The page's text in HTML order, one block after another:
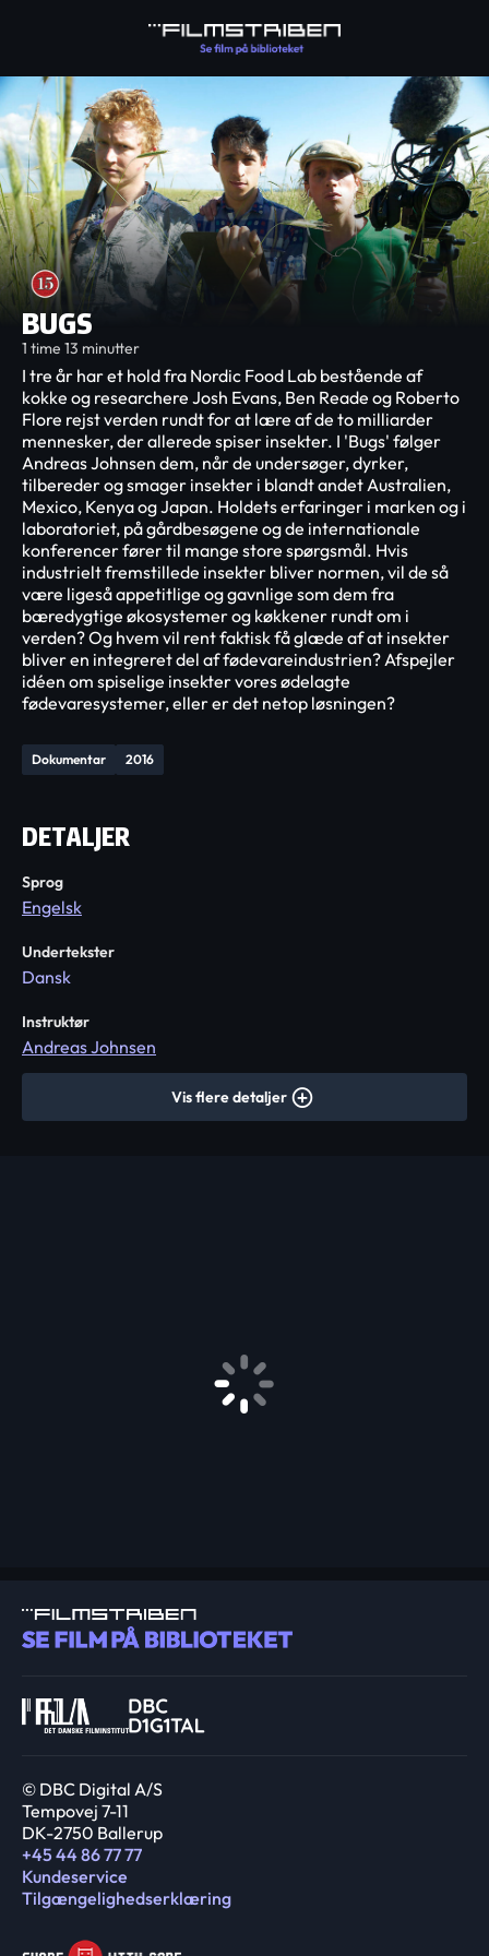
BUGS
1 time 13 minutter
Dokumentar 2016
I tre år har et hold fra Nordic Food Lab bestående af
kokke og researchere Josh Evans, Ben Reade og Roberto
Flore rejst verden rundt for at lære af de to milliarder
mennesker, der allerede spiser insekter. I 'Bugs' følger
Andreas Johnsen dem, når de undersøger, dyrker,
tilbereder og smager insekter i blandt andet Australien,
Mexico, Kenya og Japan. Holdets erfaringer i marken og i
laboratoriet, på gårdbesøgene og de internationale
konferencer fører til mange store spørgsmål. Hvis
industrielt fremstillede insekter bliver normen, vil de så
være ligeså appetitlige og gavnlige som dem fra
bæredygtige økosystemer og køkkener rundt om i
verden? Og hvem vil rent faktisk få glæde af at insekter
bliver en integreret del af fødevareindustrien? Afspejler
idéen om spiselige insekter vores ødelagte
fødevaresystemer, eller er det netop løsningen?
DETALJER
Sprog
Engelsk
Undertekster
Dansk
Instruktør
Andreas Johnsen
Vis flere detaljer
© DBC Digital A/S
Tempovej 7-11
DK-2750 Ballerup
+45 44 86 77 77
Kundeservice
Tilgængelighedserklæring